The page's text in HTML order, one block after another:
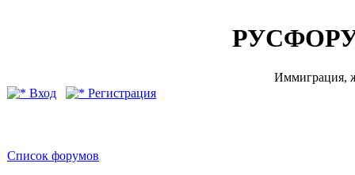
Иммиграция,
Вход
Регистрация
Список форумов